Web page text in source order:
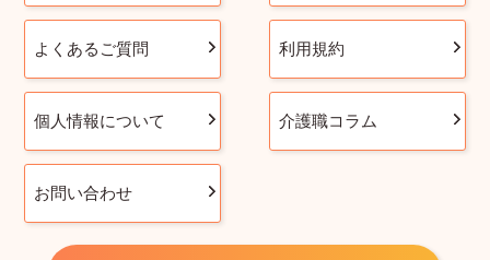
よくあるご質問 利用規約
個人情報について 介護職コラム
お問い合わせ